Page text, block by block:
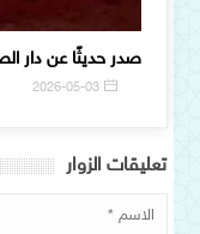
كتاب (فلسفة العا...
تعلیقات الزوار